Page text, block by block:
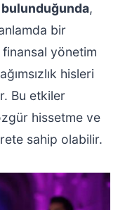
,
bir
yönetim
hisleri
Bu etkiler
hissetme ve
sahip olabilir.